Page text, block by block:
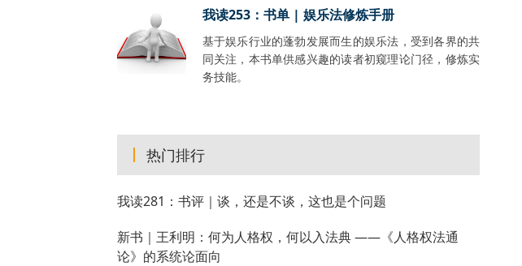
我读253：书单 | 娱乐法修炼手册
基于娱乐行业的蓬勃发展而生的娱乐法，受到各界的共
同关注，本书单供感兴趣的读者初窥理论门径，修炼实
务技能。
热门排行
我读281：书评｜谈，还是不谈，这也是个问题
新书｜王利明：何为人格权，何以入法典 ——《人格权法通
论》的系统论面向